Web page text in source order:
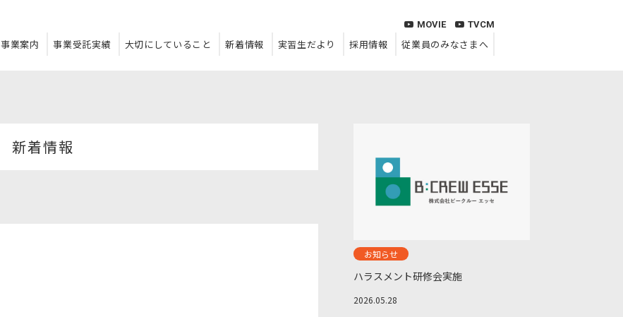
MOVIE TVCM
事業案内 事業受託実績 大切にしていること 新着情報 実習生だより 採用情報 従業員のみなさまへ
新着情報
お知らせ
ハラスメント研修会実施
2026.05.28